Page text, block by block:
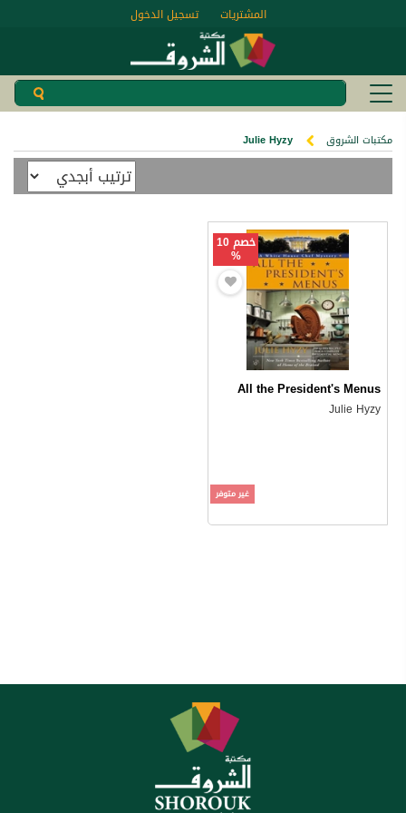
تسجيل الدخول المشتريات
مكتبات الشروق Julie Hyzy
خصم 10
%
All the President's Menus
Julie Hyzy
غير متوفر